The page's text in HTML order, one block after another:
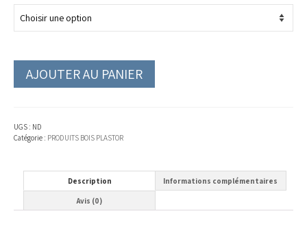
AJOUTER AU PANIER
UGS : ND
Catégorie : PRODUITS BOIS PLASTOR
Description Informations complémentaires
Avis (0)